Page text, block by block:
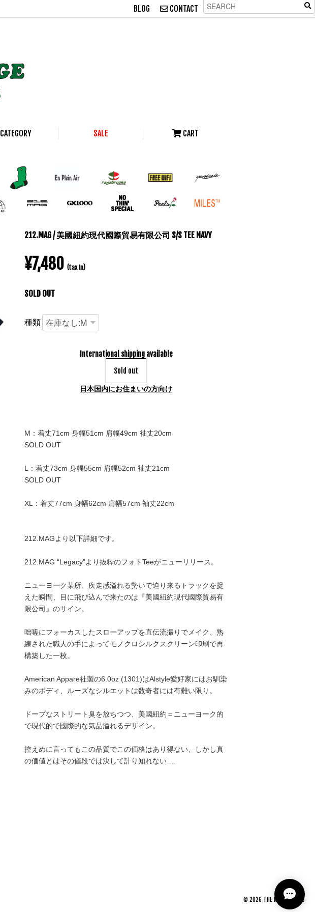
BLOG CONTACT
CATEGORY SALE CART
212.MAG / 美國紐約現代國際貿易有限公司 S/S TEE NAVY
¥7,480 (tax in)
SOLD OUT
種類
International shipping available
Sold out
日本国内にお住まいの方向け
M：着丈71cm 身幅51cm 肩幅49cm 袖丈20cm
SOLD OUT
L：着丈73cm 身幅55cm 肩幅52cm 袖丈21cm
SOLD OUT
XL：着丈77cm 身幅62cm 肩幅57cm 袖丈22cm
212.MAGより以下詳細です。
212.MAG “Legacy”より抜粋のフォトTeeがニューリリース。
ニューヨーク某所、疾走感溢れる勢いで迫り来るトラックを捉
えた瞬間、目に飛び込んで来たのは『美國紐約現代國際貿易有
限公司』のサイン。
咄嗟にフォーカスしたスローアップを直伝流撮りでメイク、熟
練された職人の手によってモノクロシルクスクリーン印刷で再
構築した一枚。
American Appare社製の6.0oz (1301)はAlstyle愛好家にはお馴染
みのボディ、ルーズなシルエットは数奇者には有難い限り。
ドープなストリート臭を放ちつつ、美國紐約＝ニューヨーク的
で現代的で國際的な気品溢れるデザイン。
控えめに言ってもこの品質でこの価格はあり得ない、しかし真
の価値とはその値段では決して計り知れない….
© 2026 THE NEWAGE CLUB